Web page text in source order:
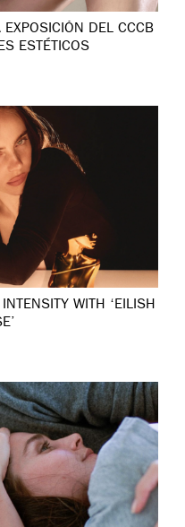
EXPOSICIÓN DEL CCCB
ESTÉTICOS
WITH ‘EILISH